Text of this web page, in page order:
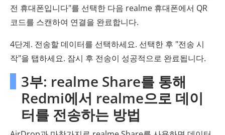
전 휴대폰입니다"를 선택한 다음 realme 휴대폰에서 QR
코드를 스캔하여 연결을 완료합니다.
4단계. 전송할 데이터를 선택하세요. 선택한 후 "전송 시
작"을 탭하세요. 잠시 후 전송이 성공적으로 완료됩니다.
3부: realme Share를 통해
Redmi에서 realme으로 데이
터를 전송하는 방법